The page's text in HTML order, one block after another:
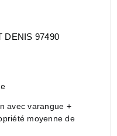
DENIS 97490
avec varangue +
moyenne de